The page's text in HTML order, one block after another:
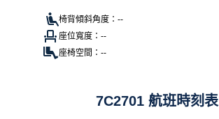
椅背傾斜角度：--
座位寬度：--
座椅空間：--
7C2701 航班時刻表